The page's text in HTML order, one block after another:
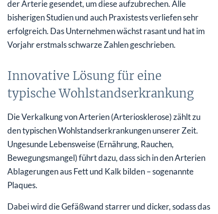
der Arterie gesendet, um diese aufzubrechen. Alle
bisherigen Studien und auch Praxistests verliefen sehr
erfolgreich. Das Unternehmen wächst rasant und hat im
Vorjahr erstmals schwarze Zahlen geschrieben.
Innovative Lösung für eine
typische Wohlstandserkrankung
Die Verkalkung von Arterien (Arteriosklerose) zählt zu
den typischen Wohlstandserkrankungen unserer Zeit.
Ungesunde Lebensweise (Ernährung, Rauchen,
Bewegungsmangel) führt dazu, dass sich in den Arterien
Ablagerungen aus Fett und Kalk bilden – sogenannte
Plaques.
Dabei wird die Gefäßwand starrer und dicker, sodass das